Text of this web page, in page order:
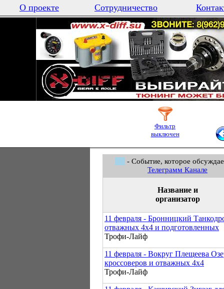
О проекте Сотрудничество
Фильтр
выключен
- Событие, которое
Телеграмм Канале
Название и
организатор
11 февраля - Бронницкий
отважных 4х4 и подготовленных
Трофи-Лайф
11 февраля - Вокруг Плещеева
кроссоверов и отважных 4х4
Трофи-Лайф